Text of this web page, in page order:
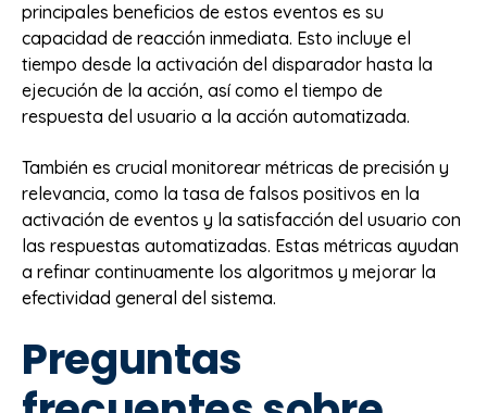
principales beneficios de estos eventos es su
capacidad de reacción inmediata. Esto incluye el
tiempo desde la activación del disparador hasta la
ejecución de la acción, así como el tiempo de
respuesta del usuario a la acción automatizada.
También es crucial monitorear métricas de precisión y
relevancia, como la tasa de falsos positivos en la
activación de eventos y la satisfacción del usuario con
las respuestas automatizadas. Estas métricas ayudan
a refinar continuamente los algoritmos y mejorar la
efectividad general del sistema.
Preguntas